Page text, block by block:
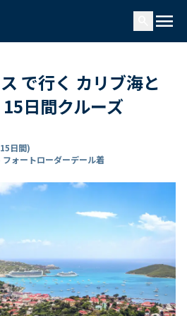
menu
で行く カリブ海と
日間クルーズ
15日間)
ォートローダーデール着